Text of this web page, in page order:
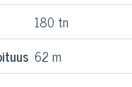
180 tn
62 m